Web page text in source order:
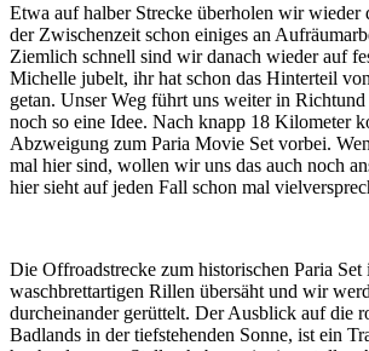
Etwa auf halber Strecke überholen wir wieder
der Zwischenzeit schon einiges an
Ziemlich schnell sind wir danach wieder auf
Michelle jubelt, ihr hat schon das Hinterteil
getan. Unser Weg führt uns weiter in
noch so eine Idee. Nach knapp 18 Kilometer
Abzweigung zum Paria Movie Set vorbei.
mal hier sind, wollen wir uns das auch noch
hier sieht auf jeden Fall schon mal
Die Offroadstrecke zum historischen Paria Set
waschbrettartigen Rillen übersäht und wir
durcheinander gerüttelt. Der Ausblick auf die
Badlands in der tiefstehenden Sonne, ist ein